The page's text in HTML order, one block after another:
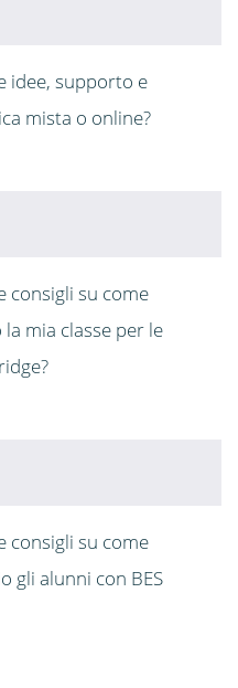
idee, supporto e
mista o online?
consigli su come
mia classe per le
consigli su come
gli alunni con BES